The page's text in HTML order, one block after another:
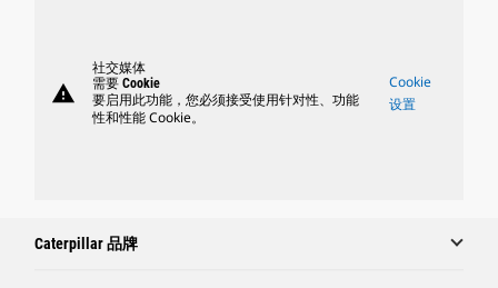
warning
社交媒体
需要 Cookie
要启用此功能，您必须接受使用针对性、功能
性和性能 Cookie。
Cookie
设置
Caterpillar 品牌